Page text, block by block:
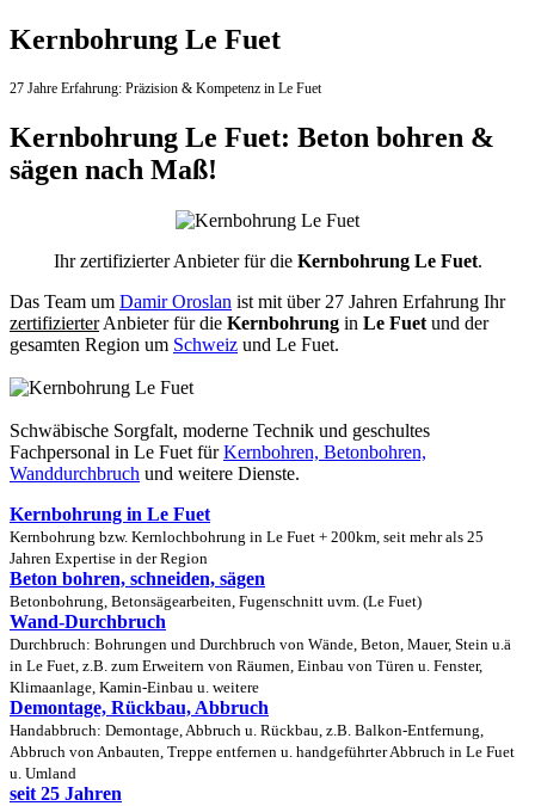
Kernbohrung Le Fuet
27 Jahre Erfahrung: Präzision & Kompetenz in Le Fuet
Kernbohrung Le Fuet: Beton bohren &
sägen nach Maß!
Ihr zertifizierter Anbieter für die Kernbohrung Le Fuet.
Das Team um Damir Oroslan ist mit über 27 Jahren Erfahrung Ihr
zertifizierterAnbieter für die Kernbohrung in Le Fuet und der
gesamten Region um Schweiz und Le Fuet.
Schwäbische Sorgfalt, moderne Technik und geschultes
Fachpersonal in Le Fuet fürKernbohren, Betonbohren,
Wanddurchbruch und weitere Dienste.
Kernbohrung in Le Fuet
Kernbohrung bzw. Kernlochbohrung in Le Fuet + 200km, seit mehr als 25
Jahren Expertise in der Region
Beton bohren, schneiden, sägen
Betonbohrung, Betonsägearbeiten, Fugenschnitt uvm. (Le Fuet)
Wand-Durchbruch
Durchbruch: Bohrungen und Durchbruch von Wände, Beton, Mauer, Stein u.ä
in Le Fuet, z.B. zum Erweitern von Räumen, Einbau von Türen u. Fenster,
Klimaanlage, Kamin-Einbau u. weitere
Demontage, Rückbau, Abbruch
Handabbruch: Demontage, Abbruch u. Rückbau, z.B. Balkon-Entfernung,
Abbruch von Anbauten, Treppe entfernen u. handgeführter Abbruch in Le Fuet
u. Umland
seit 25 Jahren